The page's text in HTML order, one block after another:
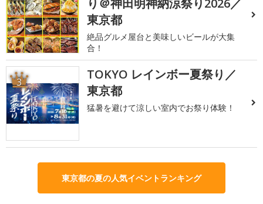
東京都
絶品グルメ屋台と美味しいビールが大集
合！
3
TOKYO レインボー夏祭り／
東京都
猛暑を避けて涼しい室内でお祭り体験！
東京都の夏の人気イベントランキング